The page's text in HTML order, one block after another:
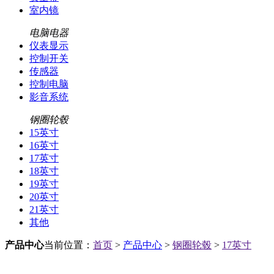
室内镜
电脑电器
仪表显示
控制开关
传感器
控制电脑
影音系统
钢圈轮毂
15英寸
16英寸
17英寸
18英寸
19英寸
20英寸
21英寸
其他
产品中心当前位置： 首页 > 产品中心 > 钢圈轮毂 > 17英寸